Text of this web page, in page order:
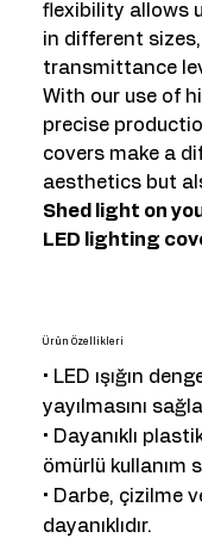
flexibility allows
in different
transmittance
With our use of
precise
covers make a
aesthetics but
Shed light on
LED lighting
Ürün Özellikleri
• LED ışığın
yayılmasını
• Dayanıklı
ömürlü kullanım
• Darbe, çizilme
dayanıklıdır.